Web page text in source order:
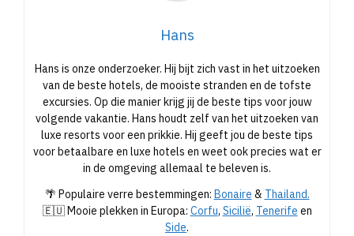
Hans
Hans is onze onderzoeker. Hij bijt zich vast in het uitzoeken
van de beste hotels, de mooiste stranden en de tofste
excursies. Op die manier krijg jij de beste tips voor jouw
volgende vakantie. Hans houdt zelf van het uitzoeken van
luxe resorts voor een prikkie. Hij geeft jou de beste tips
voor betaalbare en luxe hotels en weet ook precies wat er
in de omgeving allemaal te beleven is.
🌴 Populaire verre bestemmingen: Bonaire & Thailand.
🇪🇺 Mooie plekken in Europa: Corfu, Sicilië, Tenerife en
Side.